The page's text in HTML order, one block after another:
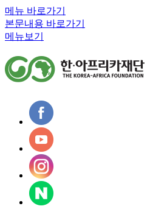
메뉴 바로가기
본문내용 바로가기
메뉴보기